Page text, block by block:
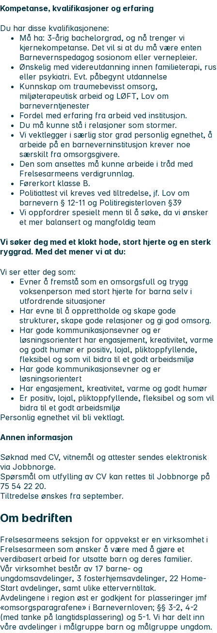
Kompetanse, kvalifikasjoner og erfaring
Du har disse kvalifikasjonene:
Må ha: 3-årig bachelorgrad, og nå trenger vi
kjernekompetanse. Det vil si at du må være enten
Barnevernspedagog sosionom eller vernepleier.
Ønskelig med videreutdanning innen familieterapi, rus
eller psykiatri. Evt. påbegynt utdannelse
Kunnskap om traumebevisst omsorg,
miljøterapeutisk arbeid og LØFT, Lov om
barneverntjenester
Fordel med erfaring fra arbeid ved institusjon.
Du må kunne stå i relasjoner som stormer.
Vi vektlegger i særlig stor grad personlig egnethet, å
arbeide på en barneverninstitusjon krever noe
særskilt fra omsorgsgivere.
Den som ansettes må kunne arbeide i tråd med
Frelsesarmeens verdigrunnlag.
Førerkort klasse B.
Politiattest vil kreves ved tiltredelse, jf. Lov om
barnevern § 12-11 og Politiregisterloven §39
Vi oppfordrer spesielt menn til å søke, da vi ønsker
et mer balansert og mangfoldig team
Vi søker deg med et klokt hode, stort hjerte og en sterk
ryggrad. Med det mener vi at du:
Vi ser etter deg som:
Evner å fremstå som en omsorgsfull og trygg
voksenperson med stort hjerte for barna selv i
utfordrende situasjoner
Har evne til å opprettholde og skape gode
strukturer, skape gode relasjoner og gi god omsorg.
Har gode kommunikasjonsevner og er
løsningsorientert har engasjement, kreativitet, varme
og godt humør er positiv, lojal, pliktoppfyllende,
fleksibel og som vil bidra til et godt arbeidsmiljø
Har gode kommunikasjonsevner og er
løsningsorientert
Har engasjement, kreativitet, varme og godt humør
Er positiv, lojal, pliktoppfyllende, fleksibel og som vil
bidra til et godt arbeidsmiljø
Personlig egnethet vil bli vektlagt.
Annen informasjon
Søknad med CV, vitnemål og attester sendes elektronisk
via Jobbnorge.
Spørsmål om utfylling av CV kan rettes til Jobbnorge på
75 54 22 20.
Tiltredelse ønskes fra september.
Om bedriften
Frelsesarmeens seksjon for oppvekst er en virksomhet i
Frelsesarmeen som ønsker å være med å gjøre et
verdibasert arbeid for utsatte barn og deres familier.
Vår virksomhet består av 17 barne- og
ungdomsavdelinger, 3 fosterhjemsavdelinger, 22 Home-
Start avdelinger, samt ulike etterverntiltak.
Avdelingene i region øst er godkjent for plasseringer jmf
«omsorgsparagrafene» i Barnevernloven; §§ 3-2, 4-2
(med tanke på langtidsplassering) og 5-1. Vi har delt inn
våre avdelinger i målgruppe barn og målgruppe ungdom.